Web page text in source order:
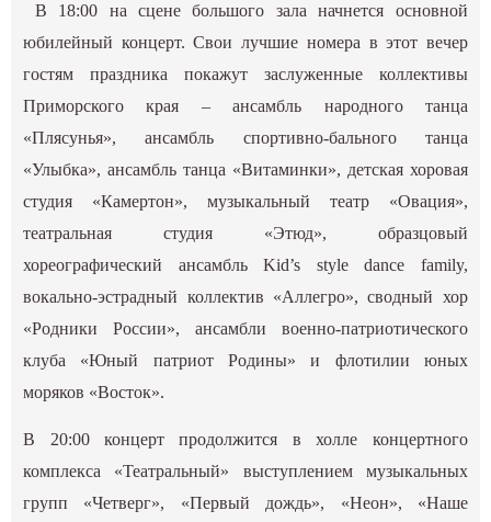
В 18:00 на сцене большого зала начнется основной
юбилейный концерт. Свои лучшие номера в этот вечер
гостям праздника покажут заслуженные коллективы
Приморского края – ансамбль народного танца
«Плясунья», ансамбль спортивно-бального танца
«Улыбка», ансамбль танца «Витаминки», детская хоровая
студия «Камертон», музыкальный театр «Овация»,
театральная студия «Этюд», образцовый
хореографический ансамбль Kid’s style dance family,
вокально-эстрадный коллектив «Аллегро», сводный хор
«Родники России», ансамбли военно-патриотического
клуба «Юный патриот Родины» и флотилии юных
моряков «Восток».
В 20:00 концерт продолжится в холле концертного
комплекса «Театральный» выступлением музыкальных
групп «Четверг», «Первый дождь», «Неон», «Наше